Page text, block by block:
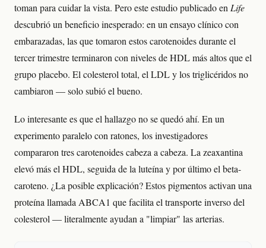
toman para cuidar la vista. Pero este estudio publicado en Life
descubrió un beneficio inesperado: en un ensayo clínico con
embarazadas, las que tomaron estos carotenoides durante el
tercer trimestre terminaron con niveles de HDL más altos que el
grupo placebo. El colesterol total, el LDL y los triglicéridos no
cambiaron — solo subió el bueno.
Lo interesante es que el hallazgo no se quedó ahí. En un
experimento paralelo con ratones, los investigadores
compararon tres carotenoides cabeza a cabeza. La zeaxantina
elevó más el HDL, seguida de la luteína y por último el beta-
caroteno. ¿La posible explicación? Estos pigmentos activan una
proteína llamada ABCA1 que facilita el transporte inverso del
colesterol — literalmente ayudan a "limpiar" las arterias.